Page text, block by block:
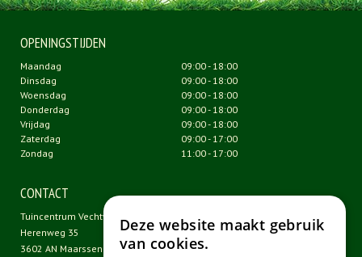
OPENINGSTIJDEN
Maandag
09:00 - 18:00
Dinsdag
09:00 - 18:00
Woensdag
09:00 - 18:00
Donderdag
09:00 - 18:00
Vrijdag
09:00 - 18:00
Zaterdag
09:00 - 17:00
Zondag
11:00 - 17:00
CONTACT
Tuincentrum Vechtweelde
Herenweg 35
3602 AN Maarssen
Deze website maakt gebruik
van cookies.